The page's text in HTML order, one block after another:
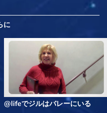
に
@lifeでジルはバレーにいる